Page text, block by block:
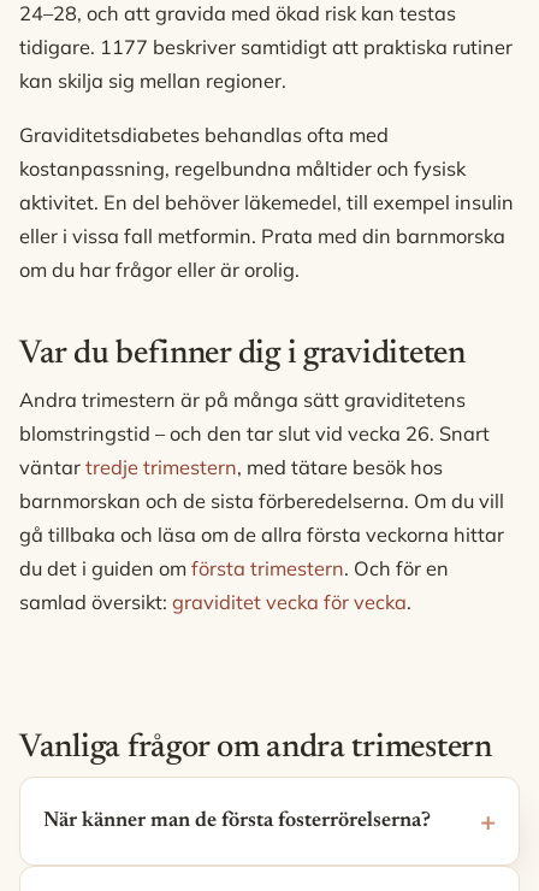
24–28, och att gravida med ökad risk kan testas
tidigare. 1177 beskriver samtidigt att praktiska rutiner
kan skilja sig mellan regioner.
Graviditetsdiabetes behandlas ofta med
kostanpassning, regelbundna måltider och fysisk
aktivitet. En del behöver läkemedel, till exempel insulin
eller i vissa fall metformin. Prata med din barnmorska
om du har frågor eller är orolig.
Var du befinner dig i graviditeten
Andra trimestern är på många sätt graviditetens
blomstringstid – och den tar slut vid vecka 26. Snart
väntar tredje trimestern, med tätare besök hos
barnmorskan och de sista förberedelserna. Om du vill
gå tillbaka och läsa om de allra första veckorna hittar
du det i guiden om första trimestern. Och för en
samlad översikt: graviditet vecka för vecka.
Vanliga frågor om andra trimestern
När känner man de första fosterrörelserna?